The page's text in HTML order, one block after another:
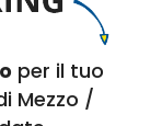
per il tuo
Mezzo /